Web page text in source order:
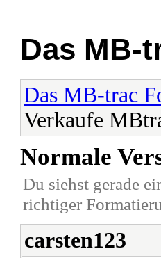
Das MB-
Das MB-trac
Verkaufe
Normale
Du siehst gerade
richtiger
carsten123